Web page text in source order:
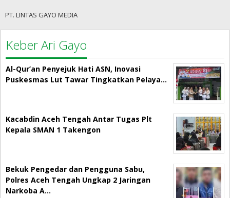
PT. LINTAS GAYO MEDIA
Keber Ari Gayo
Al-Qur’an Penyejuk Hati ASN, Inovasi
Puskesmas Lut Tawar Tingkatkan Pelaya…
Kacabdin Aceh Tengah Antar Tugas Plt
Kepala SMAN 1 Takengon
Bekuk Pengedar dan Pengguna Sabu,
Polres Aceh Tengah Ungkap 2 Jaringan
Narkoba A…